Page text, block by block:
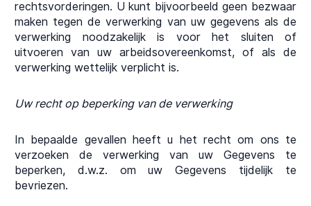
rechtsvorderingen. U kunt bijvoorbeeld geen bezwaar
maken tegen de verwerking van uw gegevens als de
verwerking noodzakelijk is voor het sluiten of
uitvoeren van uw arbeidsovereenkomst, of als de
verwerking wettelijk verplicht is.
Uw recht op beperking van de verwerking
In bepaalde gevallen heeft u het recht om ons te
verzoeken de verwerking van uw Gegevens te
beperken, d.w.z. om uw Gegevens tijdelijk te
bevriezen.